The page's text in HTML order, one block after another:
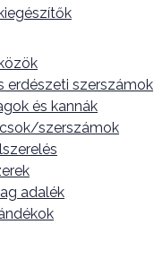
erdészeti szerszámok
és kannák
szerszámok
adalék